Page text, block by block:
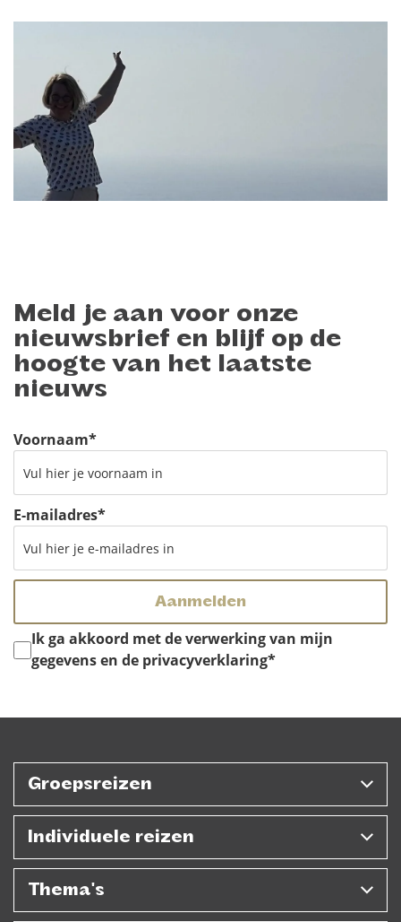
Meld je aan voor onze
nieuwsbrief en blijf op de
hoogte van het laatste
nieuws
Instemming*
Ik ga akkoord met de verwerking van mijn
gegevens en de privacyverklaring*
Voornaam*
E-mailadres*
Groepsreizen
Individuele reizen
Thema's